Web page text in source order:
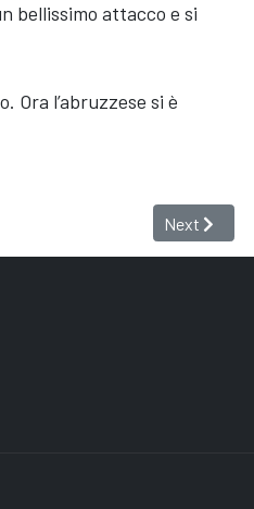
bellissimo attacco e si
l’abruzzese si è
Next article:
Next